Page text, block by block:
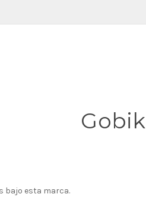
Gobik
bajo esta marca.